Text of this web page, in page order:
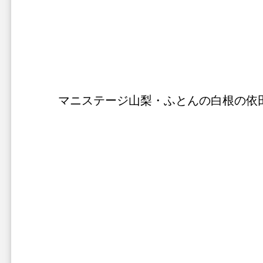
マニステージ山梨・ふとんの白根の依